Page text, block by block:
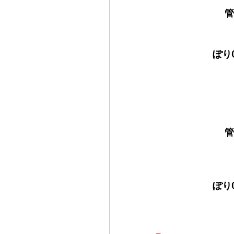
ぽり
ぽり